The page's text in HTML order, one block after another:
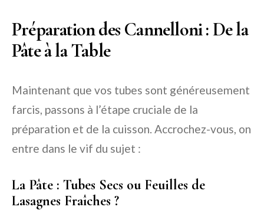
Préparation des Cannelloni : De la
Pâte à la Table
Maintenant que vos tubes sont généreusement
farcis, passons à l’étape cruciale de la
préparation et de la cuisson. Accrochez-vous, on
entre dans le vif du sujet :
La Pâte : Tubes Secs ou Feuilles de
Lasagnes Fraîches ?